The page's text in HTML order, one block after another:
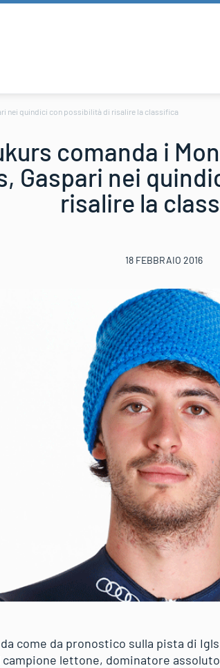
nei quindici con possibilità di risalire la classifica
comanda i
Gaspari nei
risalire la
18 FEBBRAIO 2016
come da pronostico sulla pista di
lettone, dominatore